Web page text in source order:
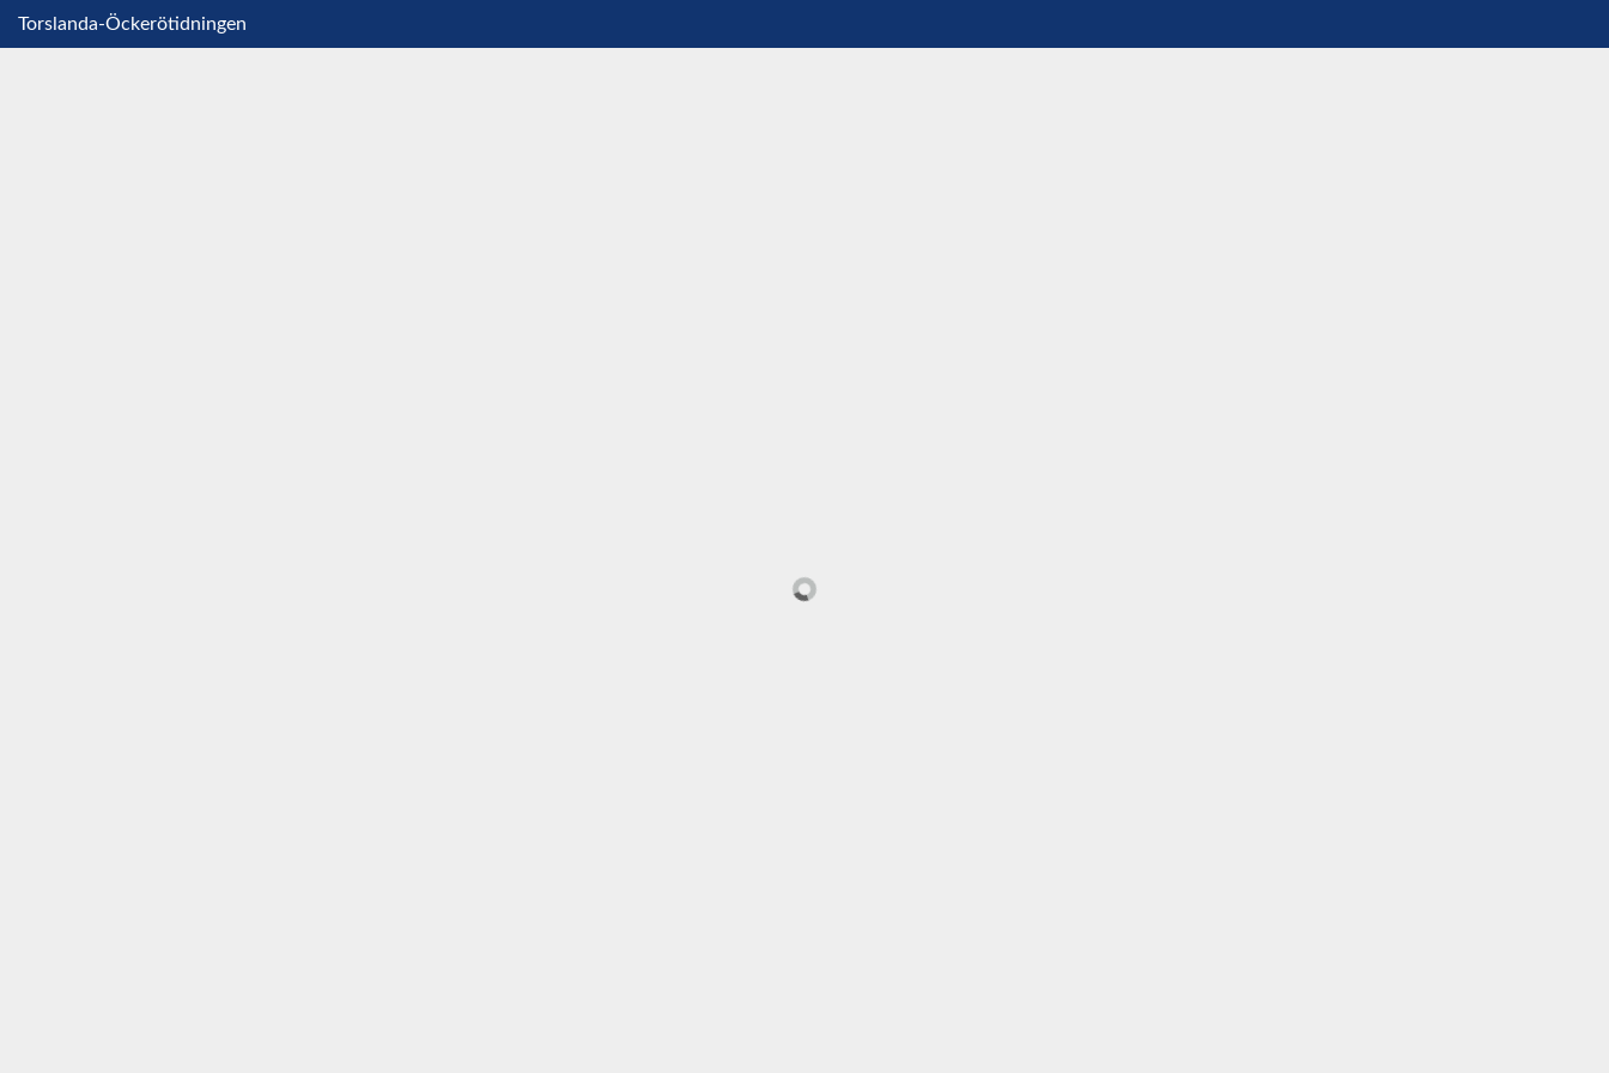
Torslanda-Öckerötidningen